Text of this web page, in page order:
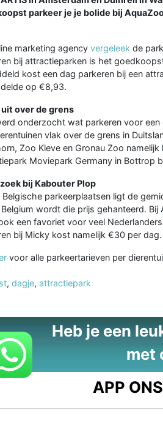
parkeer je je bolide bij
marketing agency vergeleek de
bij attractieparken is het
kost een dag parkeren bij een
op €8,93.
uit over de grens
onderzocht wat parkeren voor
vlak over de grens in
Zoo Kleve en Gronau Zoo
Moviepark Germany in Bottrop
bij Kabouter Plop
Belgische parkeerplaatsen ligt de
Belgium wordt die prijs gehanteerd.
een favoriet voor veel
bij Micky kost namelijk €30 per dag.
voor alle parkeertarieven per
, dagje, attractiepark
Heb je een
met
APP